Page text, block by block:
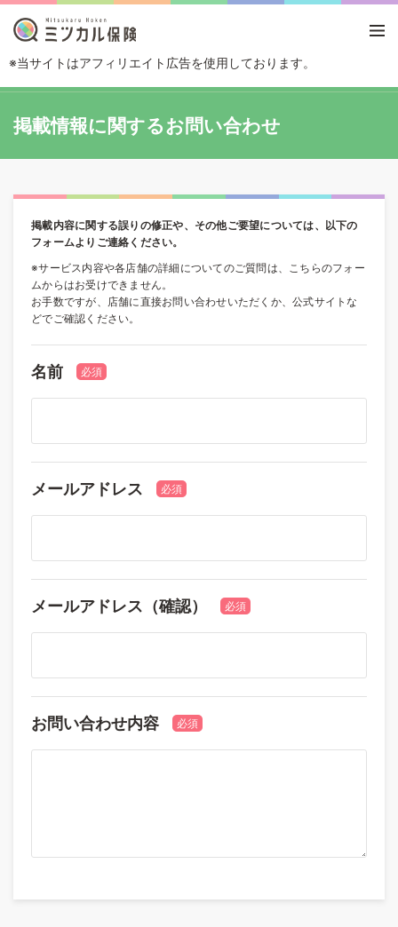
※当サイトはアフィリエイト広告を使用しております。
掲載情報に関するお問い合わせ
掲載情報に関するお問い合わせ
掲載内容に関する誤りの修正や、その他ご要望については、以下の
フォームよりご連絡ください。
※サービス内容や各店舗の詳細についてのご質問は、こちらのフォー
ムからはお受けできません。
お手数ですが、店舗に直接お問い合わせいただくか、公式サイトな
どでご確認ください。
名前 必須
メールアドレス 必須
メールアドレス（確認） 必須
お問い合わせ内容 必須